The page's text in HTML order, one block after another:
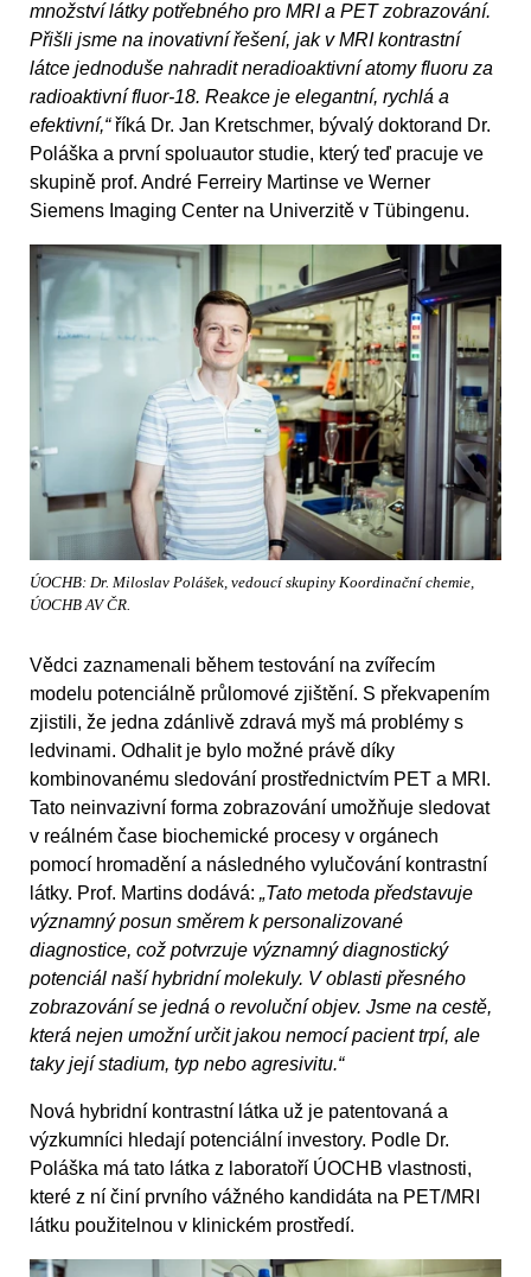
množství látky potřebného pro MRI a PET zobrazování.
Přišli jsme na inovativní řešení, jak v MRI kontrastní
látce jednoduše nahradit neradioaktivní atomy fluoru za
radioaktivní fluor-18. Reakce je elegantní, rychlá a
efektivní,“říká Dr. Jan Kretschmer, bývalý doktorand Dr.
Poláška a první spoluautor studie, který teď pracuje ve
skupině prof. André Ferreiry Martinse ve Werner
Siemens Imaging Center na Univerzitě v Tübingenu.
ÚOCHB: Dr. Miloslav Polášek, vedoucí skupiny Koordinační chemie,
ÚOCHB AV ČR.
Vědci zaznamenali během testování na zvířecím
modelu potenciálně průlomové zjištění. S překvapením
zjistili, že jedna zdánlivě zdravá myš má problémy s
ledvinami. Odhalit je bylo možné právě díky
kombinovanému sledování prostřednictvím PET a MRI.
Tato neinvazivní forma zobrazování umožňuje sledovat
v reálném čase biochemické procesy v orgánech
pomocí hromadění a následného vylučování kontrastní
látky. Prof. Martins dodává: „Tato metoda představuje
významný posun směrem k personalizované
diagnostice, což potvrzuje významný diagnostický
potenciál naší hybridní molekuly. V oblasti přesného
zobrazování se jedná o revoluční objev. Jsme na cestě,
která nejen umožní určit jakou nemocí pacient trpí, ale
taky její stadium, typ nebo agresivitu.“
Nová hybridní kontrastní látka už je patentovaná a
výzkumníci hledají potenciální investory. Podle Dr.
Poláška má tato látka z laboratoří ÚOCHB vlastnosti,
které z ní činí prvního vážného kandidáta na PET/MRI
látku použitelnou v klinickém prostředí.